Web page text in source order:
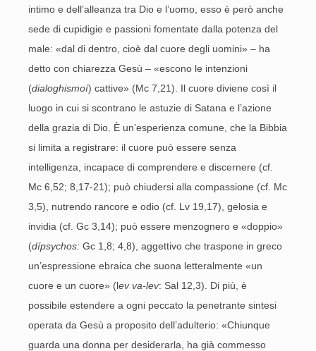
intimo e dell’alleanza tra Dio e l’uomo, esso è però anche
sede di cupidigie e passioni fomentate dalla potenza del
male: «dal di dentro, cioè dal cuore degli uomini» – ha
detto con chiarezza Gesù – «escono le intenzioni
(dialoghismoí) cattive» (Mc 7,21). Il cuore diviene così il
luogo in cui si scontrano le astuzie di Satana e l’azione
della grazia di Dio. È un’esperienza comune, che la Bibbia
si limita a registrare: il cuore può essere senza
intelligenza, incapace di comprendere e discernere (cf.
Mc 6,52; 8,17-21); può chiudersi alla compassione (cf. Mc
3,5), nutrendo rancore e odio (cf. Lv 19,17), gelosia e
invidia (cf. Gc 3,14); può essere menzognero e «doppio»
(dípsychos: Gc 1,8; 4,8), aggettivo che traspone in greco
un’espressione ebraica che suona letteralmente «un
cuore e un cuore» (lev va-lev: Sal 12,3). Di più, è
possibile estendere a ogni peccato la penetrante sintesi
operata da Gesù a proposito dell’adulterio: «Chiunque
guarda una donna per desiderarla, ha già commesso